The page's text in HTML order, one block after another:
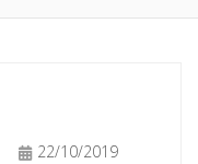
22/10/2019